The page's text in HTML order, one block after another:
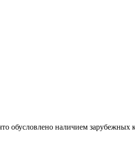
обусловлено наличием зарубежных